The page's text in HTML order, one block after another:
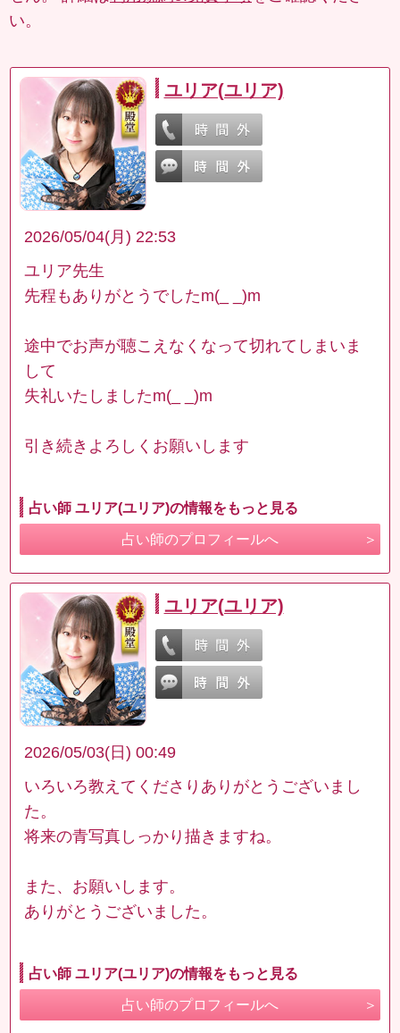
い。
ユリア(ユリア)
2026/05/04(月) 22:53
ユリア先生
先程もありがとうでしたm(_ _)m
途中でお声が聴こえなくなって切れてしまいま
して
失礼いたしましたm(_ _)m
引き続きよろしくお願いします
占い師 ユリア(ユリア)の情報をもっと見る
占い師のプロフィールへ
ユリア(ユリア)
2026/05/03(日) 00:49
いろいろ教えてくださりありがとうございまし
た。
将来の青写真しっかり描きますね。
また、お願いします。
ありがとうございました。
占い師 ユリア(ユリア)の情報をもっと見る
占い師のプロフィールへ